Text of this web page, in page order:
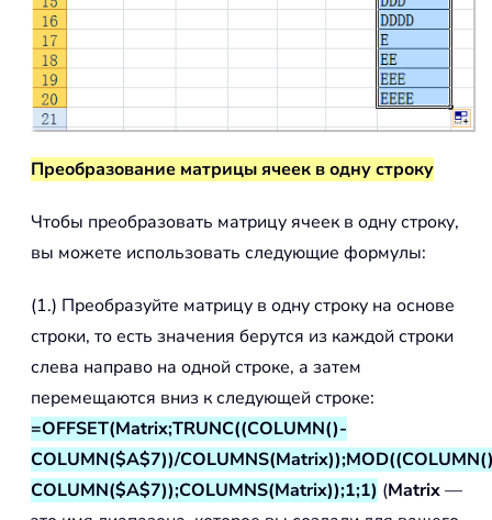
Преобразование матрицы ячеек в одну строку
Чтобы преобразовать матрицу ячеек в одну строку,
вы можете использовать следующие формулы:
(1.) Преобразуйте матрицу в одну строку на основе
строки, то есть значения берутся из каждой строки
слева направо на одной строке, а затем
перемещаются вниз к следующей строке:
=OFFSET(Matrix;TRUNC((COLUMN()-
COLUMN($A$7))/
COLUMN($A$7));COLUMNS(Matrix));1;1) (Matrix—